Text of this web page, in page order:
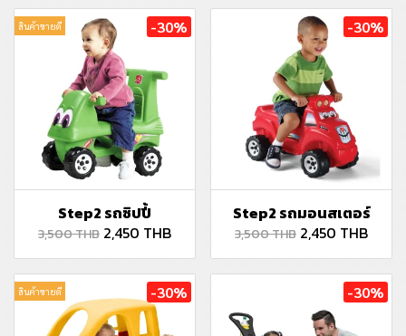
สินค้าขายดี -30%
Step2 รถซิปปี้
3,500 THB 2,450 THB
-30%
Step2 รถมอนสเตอร์
3,500 THB 2,450 THB
สินค้าขายดี -30% -30%